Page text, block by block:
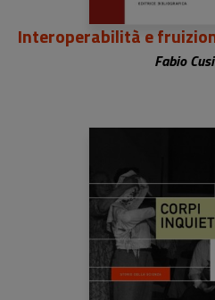
Interoperabilità e
Fabio